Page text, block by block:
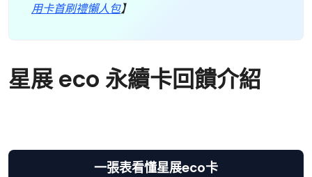
用卡首刷禮懶人包】
星展 eco 永續卡回饋介紹
一張表看懂星展eco卡